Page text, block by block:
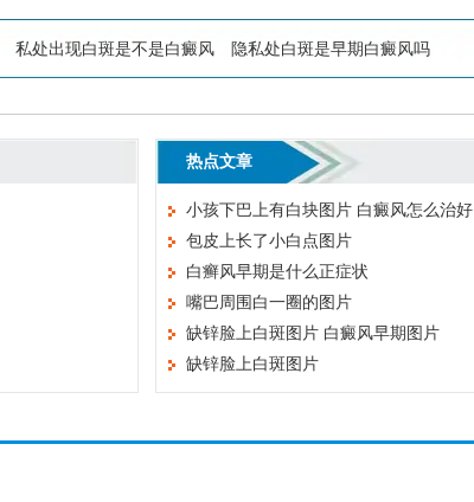
私处出现白斑是不是白癜风 隐私处白斑是早期白癜风吗
热点文章
小孩下巴上有白块图片 白癜风怎么治好
包皮上长了小白点图片
白癣风早期是什么正症状
嘴巴周围白一圈的图片
缺锌脸上白斑图片 白癜风早期图片
缺锌脸上白斑图片